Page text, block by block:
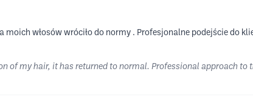
włosów wróciło do normy . Profesjonalne podejście do
of my hair, it has returned to normal. Professional approach